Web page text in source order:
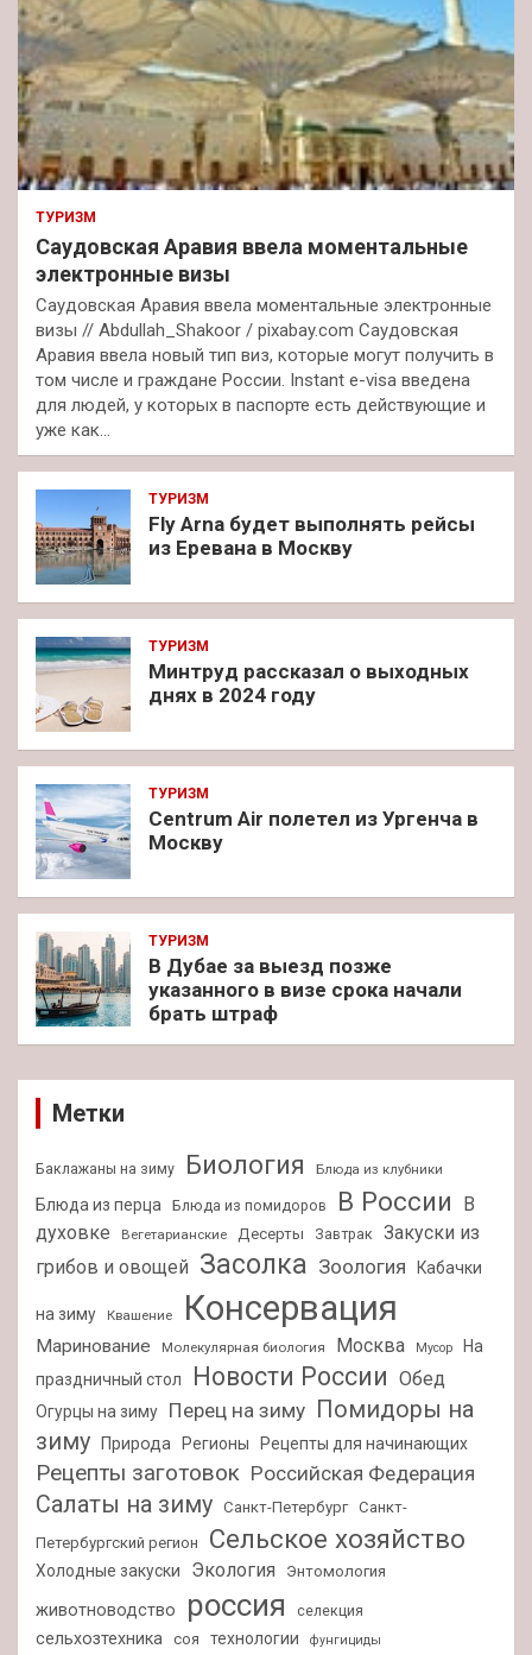
ТУРИЗМ
Саудовская Аравия ввела моментальные
электронные визы
Саудовская Аравия ввела моментальные электронные
визы // Abdullah_Shakoor / pixabay.com Саудовская
Аравия ввела новый тип виз, которые могут получить в
том числе и граждане России. Instant e-visa введена
для людей, у которых в паспорте есть действующие и
уже как…
ТУРИЗМ
Fly Arna будет выполнять рейсы
из Еревана в Москву
ТУРИЗМ
Минтруд рассказал о выходных
днях в 2024 году
ТУРИЗМ
Centrum Air полетел из Ургенча в
Москву
ТУРИЗМ
В Дубае за выезд позже
указанного в визе срока начали
брать штраф
Метки
Баклажаны на зиму Биология Блюда из клубники
Блюда из перца Блюда из помидоров В России
В
духовке
Вегетарианские Десерты Завтрак Закуски из
грибов и овощей Засолка Зоология Кабачки
на зиму Квашение Консервация
Маринование Молекулярная биология Москва Мусор
На
праздничный стол
Новости России Обед
Огурцы на зиму Перец на зиму Помидоры на
зиму
Природа Регионы Рецепты для начинающих
Рецепты заготовок Российская Федерация
Салаты на зиму Санкт-Петербург Санкт-
Петербургский регион
Сельское хозяйство
Холодные закуски Экология Энтомология
животноводство россия селекция
сельхозтехника соя технологии фунгициды